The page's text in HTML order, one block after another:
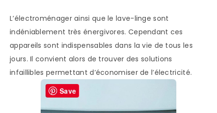
L’électroménager ainsi que le lave-linge sont
indéniablement très énergivores. Cependant ces
appareils sont indispensables dans la vie de tous les
jours. Il convient alors de trouver des solutions
infaillibles permettant d’économiser de l’électricité.
Save